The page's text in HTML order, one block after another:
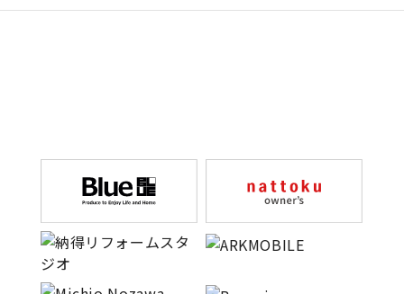
分譲住宅･不動産 スタッフブログ
施工事例 お客さまの声